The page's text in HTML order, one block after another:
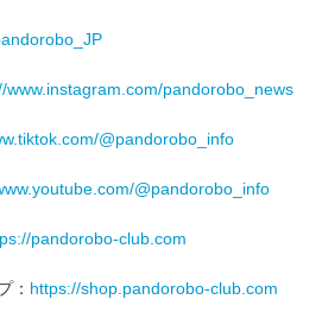
www.instagram.com/pandorobo_news
@pandorobo_info
@pandorobo_info
pandorobo-club.com
： https://shop.pandorobo-club.com